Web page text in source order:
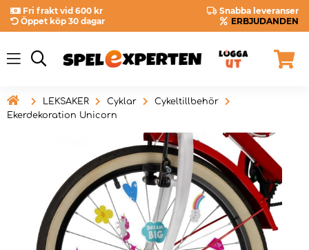
Fri frakt vid 600 kr
Snabba leveranser
Öppet köp 30 dagar
ERBJUDANDEN
 LEKSAKER Cyklar
Cykeltillbehör
Ekerdekoration Unicorn